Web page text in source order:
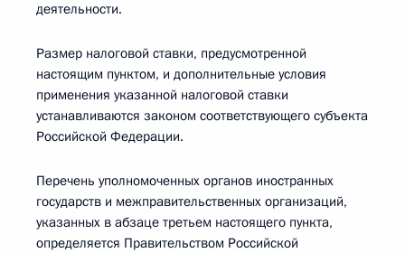
деятельности.
Размер налоговой ставки, предусмотренной
настоящим пунктом, и дополнительные условия
применения указанной налоговой ставки
устанавливаются законом соответствующего субъекта
Российской Федерации.
Перечень уполномоченных органов иностранных
государств и межправительственных организаций,
указанных в абзаце третьем настоящего пункта,
определяется Правительством Российской